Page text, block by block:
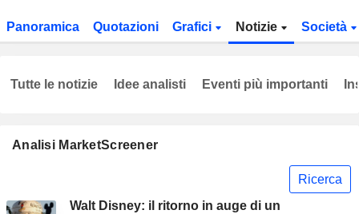
Panoramica Quotazioni Grafici Notizie Società
Analisi MarketScreener
Ricerca
Walt Disney: il ritorno in auge di un
Tutte le notizie Idee analisti Eventi più importanti